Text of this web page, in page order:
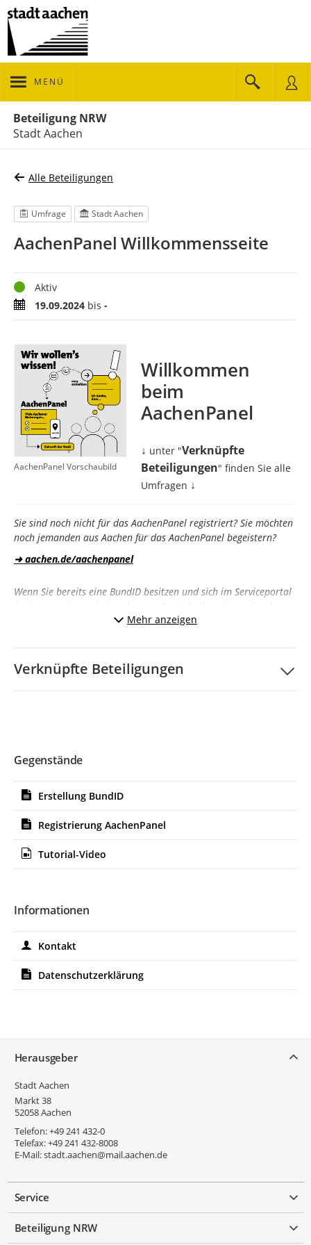
MENÜ
Beteiligung NRW
Stadt Aachen
Alle Beteiligungen
Umfrage Stadt Aachen
AachenPanel Willkommensseite
StatusAktiv
Zeitraum19.09.2024 bis -
AachenPanel Vorschaubild
Willkommen
beim
AachenPanel
↓ unter "Verknüpfte
Beteiligungen" finden Sie alle
Umfragen ↓
Sie sind noch nicht für das AachenPanel registriert? Sie möchten
noch jemanden aus Aachen für das AachenPanel begeistern?
➜ aachen.de/aachenpanel
Wenn Sie bereits eine BundID besitzen und sich im Serviceportal
Mehr anzeigen
Verknüpfte Beteiligungen
Gegenstände
Erstellung BundID
Registrierung AachenPanel
Tutorial-Video
Informationen
Kontakt
Datenschutzerklärung
Herausgeber
Stadt Aachen
Markt 38
52058Aachen
Telefon:+49 241 432-0
Telefax:+49 241 432-8008
E-Mail:stadt.aachen@mail.aachen.de
Service
Beteiligung NRW